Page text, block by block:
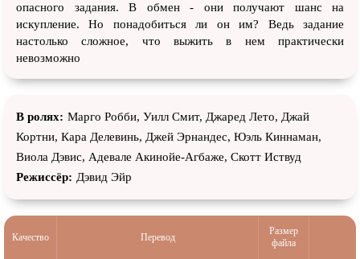
опасного задания. В обмен - они получают шанс на
искупление. Но понадобиться ли он им? Ведь задание
настолько сложное, что выжить в нем практически
невозможно
В ролях: Марго Робби, Уилл Смит, Джаред Лето, Джай
Кортни, Кара Делевинь, Джей Эрнандес, Юэль Киннаман,
Виола Дэвис, Адевале Акинойе-Агбаже, Скотт Иствуд
Режиссёр: Дэвид Эйр
Качество Перевод
Размер
файла